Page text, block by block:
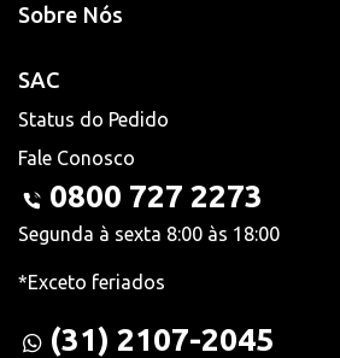
Sobre Nós
SAC
Status do Pedido
Fale Conosco
0800 727 2273
Segunda à sexta 8:00 às 18:00
*Exceto feriados
(31) 2107-2045